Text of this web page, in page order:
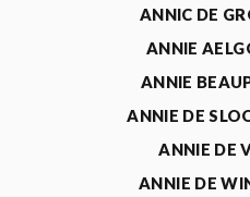
ANNIC DE
ANNIE
ANNIE
ANNIE DE
ANNIE DE
ANNIE DE